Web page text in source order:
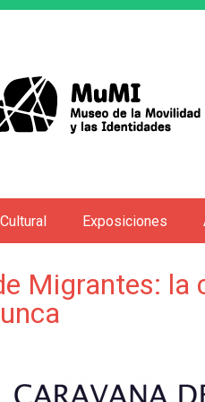
Migrantes:
Exposiciones